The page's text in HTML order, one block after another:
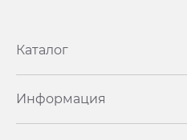
Каталог
Информация